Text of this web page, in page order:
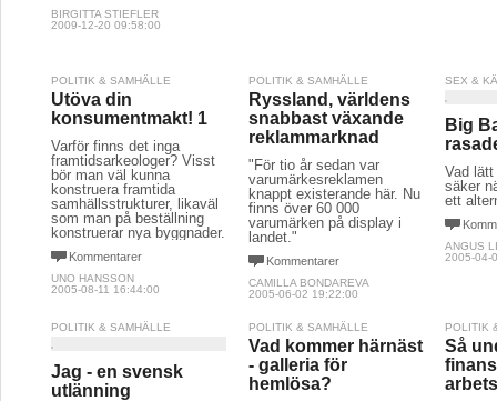
BIRGITTA STIEFLER
2009-12-20 09:58:00
POLITIK & SAMHÄLLE
Utöva din
konsumentmakt! 1
Varför finns det inga
framtidsarkeologer? Visst
bör man väl kunna
konstruera framtida
samhällsstrukturer, likaväl
som man på beställning
konstruerar nya byggnader.
Kommentarer
UNO HANSSON
2005-08-11 16:44:00
POLITIK & SAMHÄLLE
Ryssland, världens
snabbast växande
reklammarknad
"För tio år sedan var
varumärkesreklamen
knappt existerande här. Nu
finns över 60 000
varumärken på display i
landet."
Kommentarer
CAMILLA BONDAREVA
2005-06-02 19:22:00
SEX &
Big
Vad
säker
ett
ANGUS
2005-04-
POLITIK & SAMHÄLLE
Jag - en svensk
utlänning
POLITIK & SAMHÄLLE
Vad kommer härnäst
- galleria för
hemlösa?
POLITIK
Så